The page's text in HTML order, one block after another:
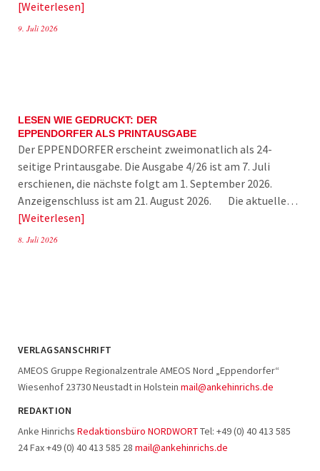
Weiterlesen
9. Juli 2026
LESEN WIE GEDRUCKT: DER
EPPENDORFER ALS PRINTAUSGABE
Der EPPENDORFER erscheint zweimonatlich als 24-
seitige Printausgabe. Die Ausgabe 4/26 ist am 7. Juli
erschienen, die nächste folgt am 1. September 2026.
Anzeigenschluss ist am 21. August 2026. Die aktuelle…
Weiterlesen
8. Juli 2026
VERLAGSANSCHRIFT
AMEOS Gruppe Regionalzentrale AMEOS Nord „Eppendorfer“
Wiesenhof 23730 Neustadt in Holstein mail@ankehinrichs.de
REDAKTION
Anke Hinrichs Redaktionsbüro NORDWORTTel: +49 (0) 40 413 585
24 Fax +49 (0) 40 413 585 28 mail@ankehinrichs.de